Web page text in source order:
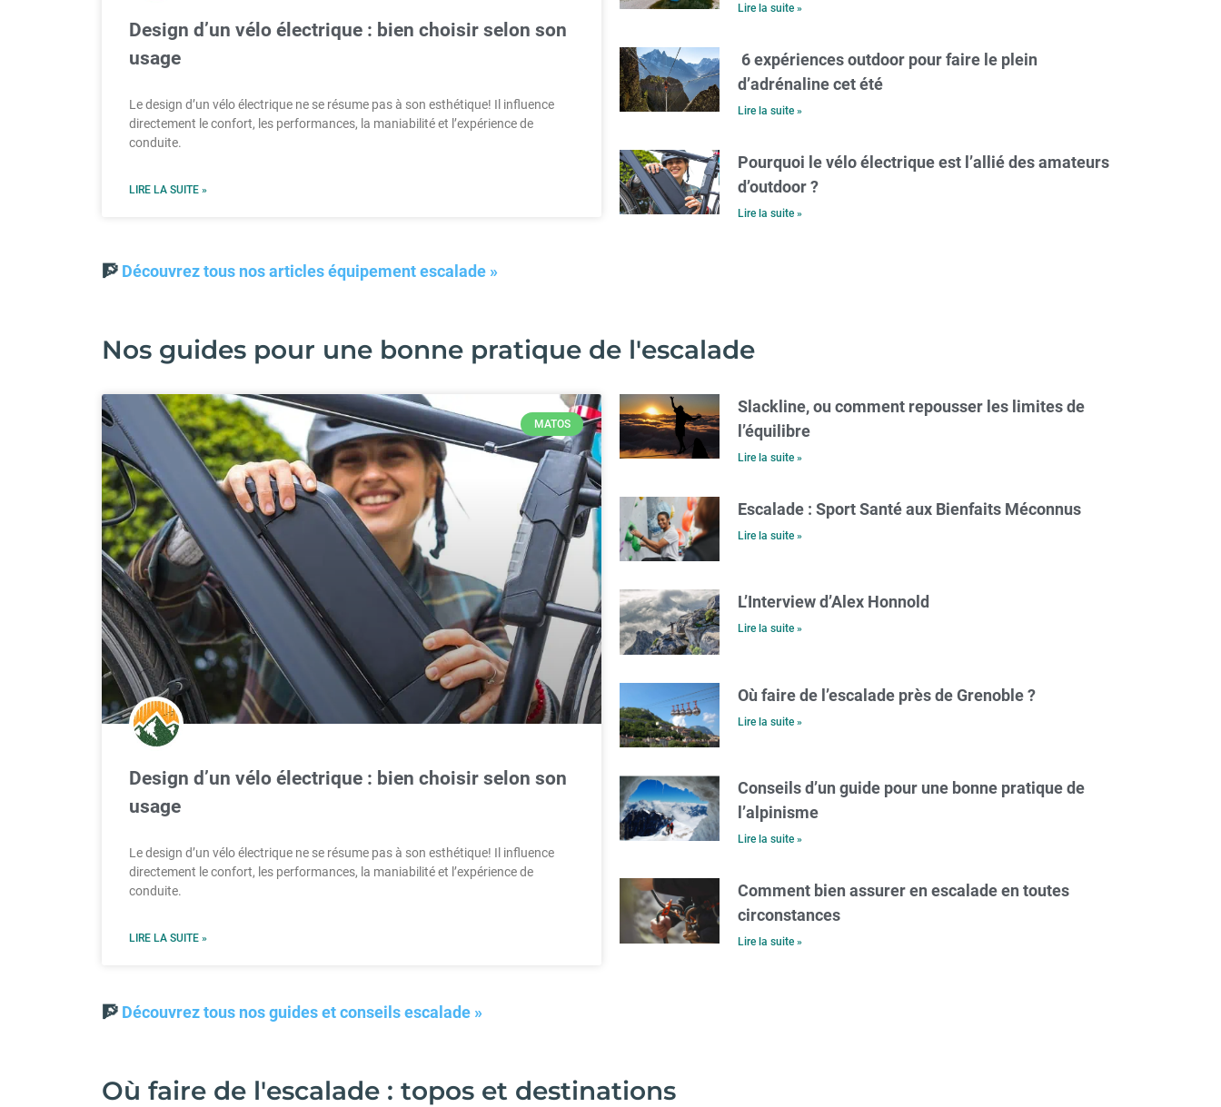
Design d’un vélo électrique : bien choisir selon son
usage
Le design d’un vélo électrique ne se résume pas à son esthétique! Il influence
directement le confort, les performances, la maniabilité et l’expérience de
conduite.
LIRE LA SUITE »
Lire la suite »
6 expériences outdoor pour faire le plein
d’adrénaline cet été
Lire la suite »
Pourquoi le vélo électrique est l’allié des amateurs
d’outdoor ?
Lire la suite »
🧗 Découvrez tous nos articles équipement escalade »
Nos guides pour une bonne pratique de l'escalade
MATOS
Design d’un vélo électrique : bien choisir selon son
usage
Le design d’un vélo électrique ne se résume pas à son esthétique! Il influence
directement le confort, les performances, la maniabilité et l’expérience de
conduite.
LIRE LA SUITE »
Slackline, ou comment repousser les limites de
l’équilibre
Lire la suite »
Escalade : Sport Santé aux Bienfaits Méconnus
Lire la suite »
L’Interview d’Alex Honnold
Lire la suite »
Où faire de l’escalade près de Grenoble ?
Lire la suite »
Conseils d’un guide pour une bonne pratique de
l’alpinisme
Lire la suite »
Comment bien assurer en escalade en toutes
circonstances
Lire la suite »
🧗 Découvrez tous nos guides et conseils escalade »
Où faire de l'escalade : topos et destinations